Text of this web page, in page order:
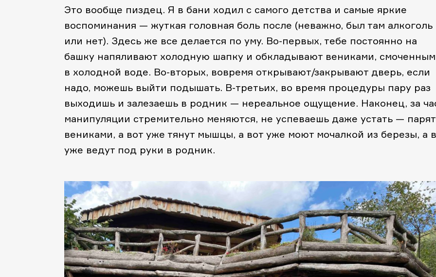
Это вообще пиздец. Я в бани ходил с самого детства и самые яркие
воспоминания — жуткая головная боль после (неважно, был там алкоголь
или нет). Здесь же все делается по уму. Во-первых, тебе постоянно на
башку напяливают холодную шапку и обкладывают вениками,
в холодной воде. Во-вторых, вовремя открывают/закрывают дверь, если
надо, можешь выйти подышать. В-третьих, во время процедуры пару раз
выходишь и залезаешь в родник — нереальное ощущение. Наконец, за
манипуляции стремительно меняются, не успеваешь даже устать — парят
вениками, а вот уже тянут мышцы, а вот уже моют мочалкой из березы, а
уже ведут под руки в родник.